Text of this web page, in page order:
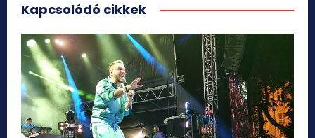
Kapcsolódó cikkek